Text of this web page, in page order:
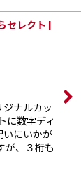
セレクト |
ナルカッ
に数字ディ
いにいかが
が、３桁も